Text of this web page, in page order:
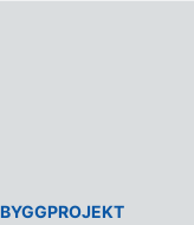
BYGGPROJEKT